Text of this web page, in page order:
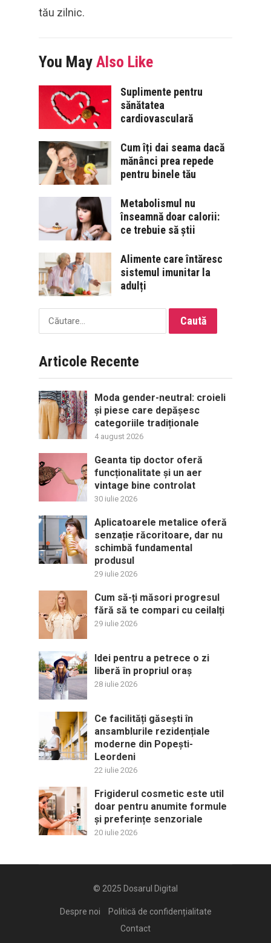
tău zilnic.
You May Also Like
Suplimente pentru
sănătatea
cardiovasculară
Cum îți dai seama dacă
mănânci prea repede
pentru binele tău
Metabolismul nu
înseamnă doar calorii:
ce trebuie să știi
Alimente care întăresc
sistemul imunitar la
adulți
Caută
după:
Articole Recente
Moda gender-neutral: croieli
și piese care depășesc
categoriile tradiționale
4 august 2026
Geanta tip doctor oferă
funcționalitate și un aer
vintage bine controlat
30 iulie 2026
Aplicatoarele metalice oferă
senzație răcoritoare, dar nu
schimbă fundamental
produsul
29 iulie 2026
Cum să-ți măsori progresul
fără să te compari cu ceilalți
29 iulie 2026
Idei pentru a petrece o zi
liberă în propriul oraș
28 iulie 2026
Ce facilități găsești în
ansamblurile rezidențiale
moderne din Popești-
Leordeni
22 iulie 2026
Frigiderul cosmetic este util
doar pentru anumite formule
și preferințe senzoriale
20 iulie 2026
© 2025 Dosarul Digital
Despre noi
Politică de confidențialitate
Contact